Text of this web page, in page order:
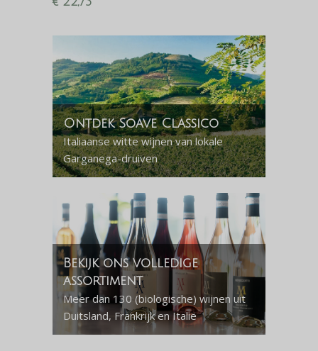
Ontdek Soave Classico
Italiaanse witte wijnen van lokale
Garganega-druiven
Bekijk ons volledige
assortiment
Meer dan 130 (biologische) wijnen uit
Duitsland, Frankrijk en Italië